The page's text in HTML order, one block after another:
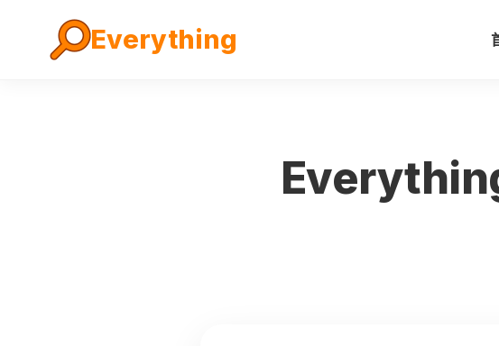
Everything